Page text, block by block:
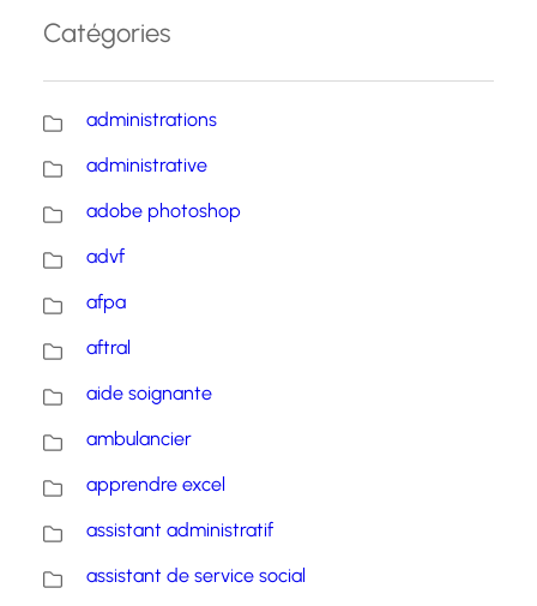
Catégories
administrations
administrative
adobe photoshop
advf
afpa
aftral
aide soignante
ambulancier
apprendre excel
assistant administratif
assistant de service social